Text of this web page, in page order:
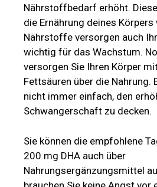
Nährstoffbedarf erhöht.
die Ernährung deines
Nährstoffe versorgen auch
wichtig für das Wachstum.
versorgen Sie Ihren Körper
Fettsäuren über die Nahrung.
nicht immer einfach, den
Schwangerschaft zu decken.
Sie können die empfohlene
200 mg DHA auch über
Nahrungsergänzungsmittel